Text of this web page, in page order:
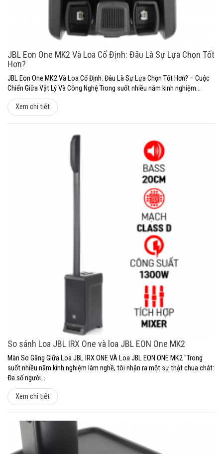
JBL Eon One MK2 Và Loa Cố Định: Đâu Là Sự Lựa Chọn Tốt
Hơn?
JBL Eon One MK2 Và Loa Cố Định: Đâu Là Sự Lựa Chọn Tốt Hơn? – Cuộc
Chiến Giữa Vật Lý Và Công Nghệ Trong suốt nhiều năm kinh nghiệm...
Xem chi tiết
So sánh Loa JBL IRX One và loa JBL EON One MK2
Màn So Găng Giữa Loa JBL IRX ONE VÀ Loa JBL EON ONE MK2 "Trong
suốt nhiều năm kinh nghiệm làm nghề, tôi nhận ra một sự thật chua chát:
Đa số người...
Xem chi tiết